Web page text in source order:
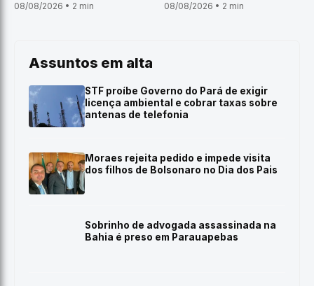
08/08/2026 • 2 min
08/08/2026 • 2 min
Assuntos em alta
STF proíbe Governo do Pará de exigir
licença ambiental e cobrar taxas sobre
antenas de telefonia
Moraes rejeita pedido e impede visita
dos filhos de Bolsonaro no Dia dos Pais
Sobrinho de advogada assassinada na
Bahia é preso em Parauapebas